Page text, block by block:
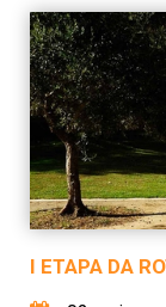
I ETAPA DA